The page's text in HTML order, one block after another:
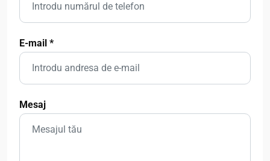
E-mail *
Mesaj